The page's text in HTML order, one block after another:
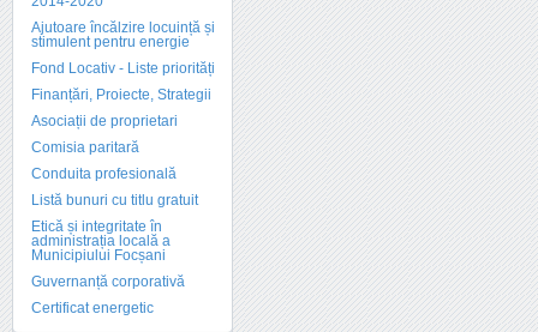
Ajutoare încălzire locuință și
stimulent pentru energie
Fond Locativ - Liste priorități
Finanțări, Proiecte, Strategii
Asociații de proprietari
Comisia paritară
Conduita profesională
Listă bunuri cu titlu gratuit
Etică și integritate în
administrația locală a
Municipiului Focșani
Guvernanță corporativă
Certificat energetic